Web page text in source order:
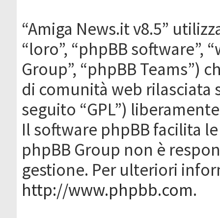
“Amiga News.it v8.5”
“loro”, “phpBB software”,
Group”, “phpBB Teams”)
di comunità web rilasciata
seguito “GPL”)
Il software phpBB facilita
phpBB Group non è
gestione. Per ulteriori
http://www.phpbb.com.